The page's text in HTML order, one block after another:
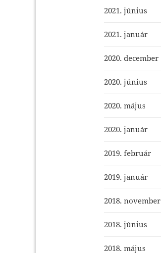
2021. június
2021. január
2020. december
2020. június
2020. május
2020. január
2019. február
2019. január
2018. november
2018. június
2018. május